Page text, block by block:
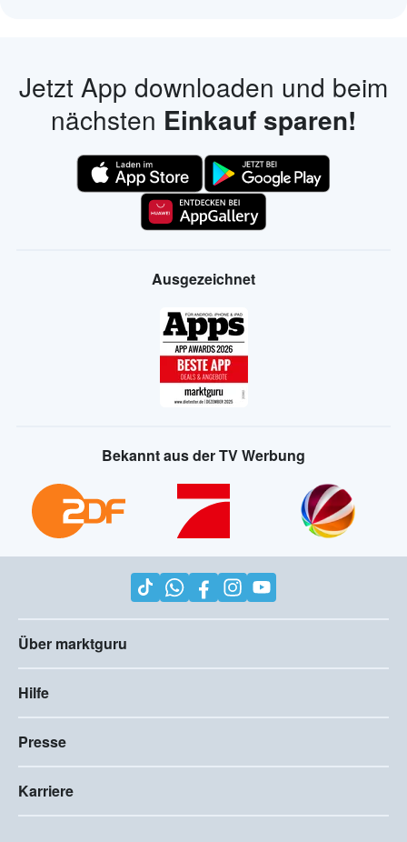
Jetzt App downloaden und beim
nächsten Einkauf sparen!
Ausgezeichnet
Bekannt aus der TV Werbung
Über marktguru
Hilfe
Presse
Karriere